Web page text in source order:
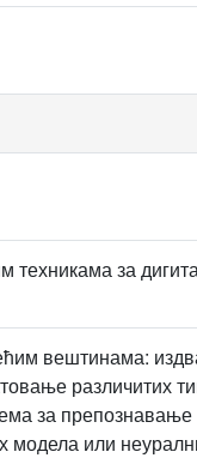
за
вештинама:
различитих
за
модела или